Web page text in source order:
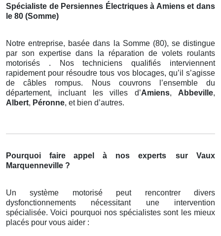
Spécialiste de Persiennes Électriques à Amiens et dans
le 80 (Somme)
Notre entreprise, basée dans la Somme (80), se distingue
par son expertise dans la réparation de volets roulants
motorisés . Nos techniciens qualifiés interviennent
rapidement pour résoudre tous vos blocages, qu’il s’agisse
de câbles rompus. Nous couvrons l’ensemble du
département, incluant les villes d’Amiens, Abbeville,
Albert, Péronne, et bien d’autres.
Pourquoi faire appel à nos experts
sur Vaux
Marquenneville ?
Un système motorisé peut rencontrer divers
dysfonctionnements nécessitant une intervention
spécialisée. Voici pourquoi nos spécialistes sont les mieux
placés pour vous aider :